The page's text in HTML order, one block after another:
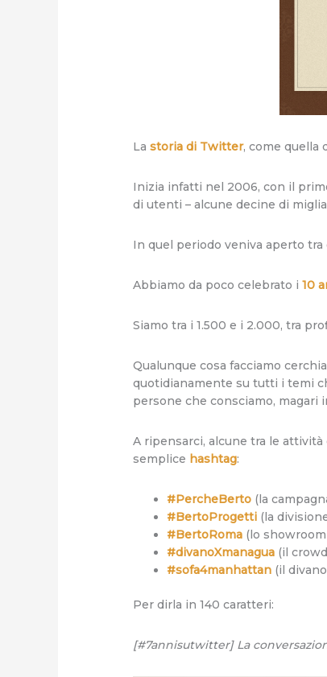
Lastoria di Twitter, come quella
Inizia infatti nel 2006, con il
di utenti – alcune decine di
In quel periodo veniva aperto tra
Abbiamo da poco celebrato i10
Siamo tra i 1.500 e i 2.000, tra
Qualunque cosa facciamo
quotidianamente su tutti i temi
persone che consciamo,
A ripensarci, alcune tra le
semplice hashtag:
#PercheBerto (la
#BertoProgetti (la
#BertoRoma (lo
#divanoXmanagua (il
#sofa4manhattan (il
Per dirla in 140 caratteri:
[#7annisutwitter] La